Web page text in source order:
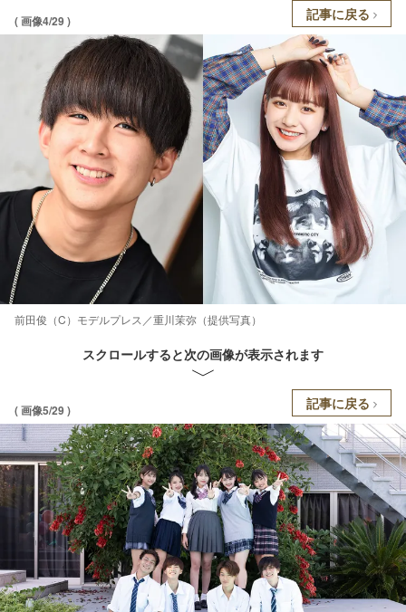
( 画像4/29 ) 記事に戻る
前田俊（C）モデルプレス／重川茉弥（提供写真）
スクロールすると次の画像が表示されます
( 画像5/29 ) 記事に戻る